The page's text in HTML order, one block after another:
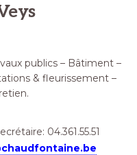
publics – Bâtiment –
& fleurissement –
04.361.55.51